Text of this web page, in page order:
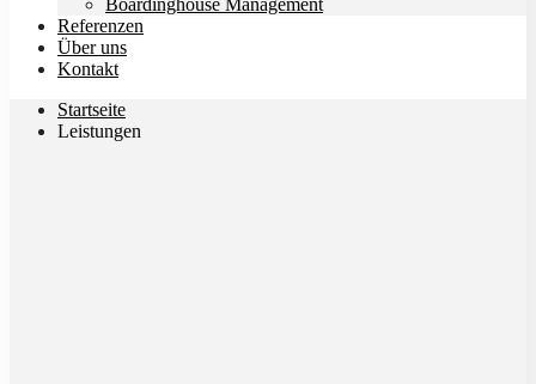
Boardinghouse Management
Referenzen
Über uns
Kontakt
Startseite
Leistungen